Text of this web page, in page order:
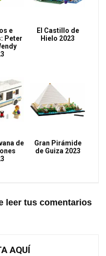
e
Peter
El Castillo de
Hielo 2023
de
Gran Pirámide
de Guiza 2023
leer tus comentarios
AQUÍ